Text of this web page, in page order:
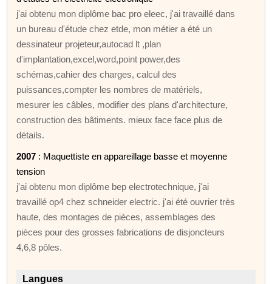
j'ai obtenu mon diplôme bac pro eleec, j'ai travaillé dans
un bureau d'étude chez etde, mon métier a été un
dessinateur projeteur,autocad lt ,plan
d'implantation,excel,word,point power,des
schémas,cahier des charges, calcul des
puissances,compter les nombres de matériels,
mesurer les câbles, modifier des plans d'architecture,
construction des bâtiments. mieux face face plus de
détails.
2007 : Maquettiste en appareillage basse et moyenne
tension
j'ai obtenu mon diplôme bep electrotechnique, j'ai
travaillé op4 chez schneider electric. j'ai été ouvrier très
haute, des montages de pièces, assemblages des
pièces pour des grosses fabrications de disjoncteurs
4,6,8 pôles.
Langues